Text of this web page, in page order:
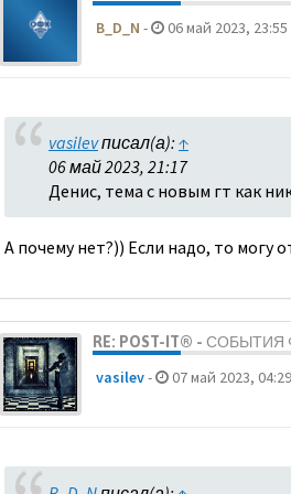
B_D_N - 06 май 2023, 23:55
vasilevписал(а): ↑
06 май 2023, 21:17
Денис, тема с новым гт как
А почему нет?)) Если надо, то могу
RE: POST-IT® -
vasilev- 07 май 2023, 04:29